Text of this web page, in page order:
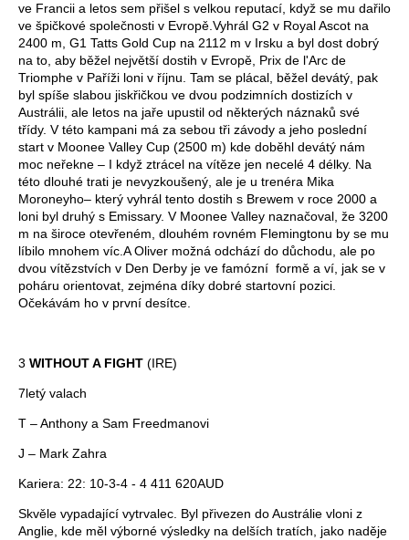
ve Francii a letos sem přišel s velkou reputací, když se mu dařilo
ve špičkové společnosti v Evropě.Vyhrál G2 v Royal Ascot na
2400 m, G1 Tatts Gold Cup na 2112 m v Irsku a byl dost dobrý
na to, aby běžel největší dostih v Evropě, Prix de l'Arc de
Triomphe v Paříži loni v říjnu. Tam se plácal, běžel devátý, pak
byl spíše slabou jiskřičkou ve dvou podzimních dostizích v
Austrálii, ale letos na jaře upustil od některých náznaků své
třídy. V této kampani má za sebou tři závody a jeho poslední
start v Moonee Valley Cup (2500 m) kde doběhl devátý nám
moc neřekne – I když ztrácel na vítěze jen necelé 4 délky. Na
této dlouhé trati je nevyzkoušený, ale je u trenéra Mika
Moroneyho– který vyhrál tento dostih s Brewem v roce 2000 a
loni byl druhý s Emissary. V Moonee Valley naznačoval, že 3200
m na široce otevřeném, dlouhém rovném Flemingtonu by se mu
líbilo mnohem víc.A Oliver možná odchází do důchodu, ale po
dvou vítězstvích v Den Derby je ve famózní formě a ví, jak se v
poháru orientovat, zejména díky dobré startovní pozici.
Očekávám ho v první desítce.
3 WITHOUT A FIGHT (IRE)
7letý valach
T – Anthony a Sam Freedmanovi
J – Mark Zahra
Kariera: 22: 10-3-4 - 4 411 620AUD
Skvěle vypadající vytrvalec. Byl přivezen do Austrálie vloni z
Anglie, kde měl výborné výsledky na delších tratích, jako naděje